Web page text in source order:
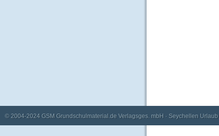
© 2004-2024 GSM Grundschulmaterial.de Verlagsges. mbH · Seychellen Urlaub